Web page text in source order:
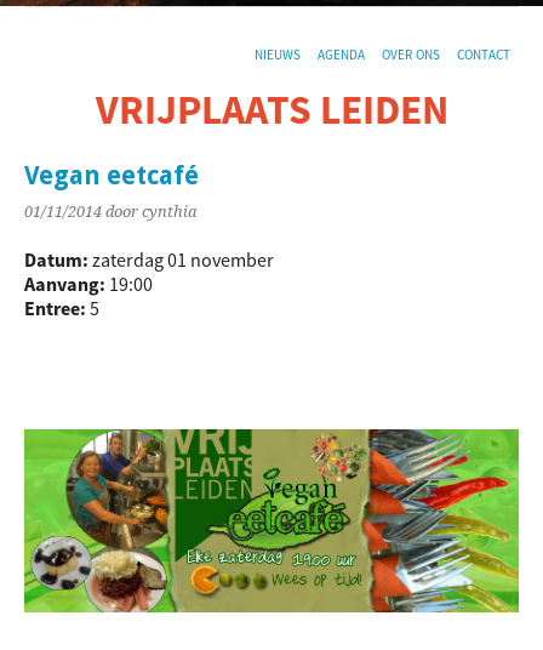
NIEUWS AGENDA OVER ONS CONTACT
VRIJPLAATS LEIDEN
Vegan eetcafé
01/11/2014 door cynthia
Datum: zaterdag 01 november
Aanvang: 19:00
Entree: 5